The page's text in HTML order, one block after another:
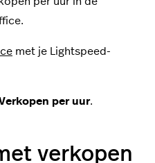
met je Lightspeed-
per uur.
verkopen